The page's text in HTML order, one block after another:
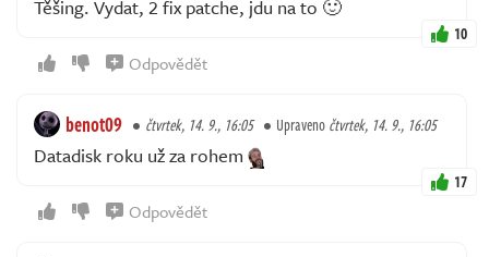
Těšing. Vydat, 2 fix patche, jdu na to 🙂
10
Odpovědět
benot09 čtvrtek, 14. 9., 16:05 Upravenočtvrtek, 14. 9., 16:05
Datadisk roku už za rohem
17
Odpovědět